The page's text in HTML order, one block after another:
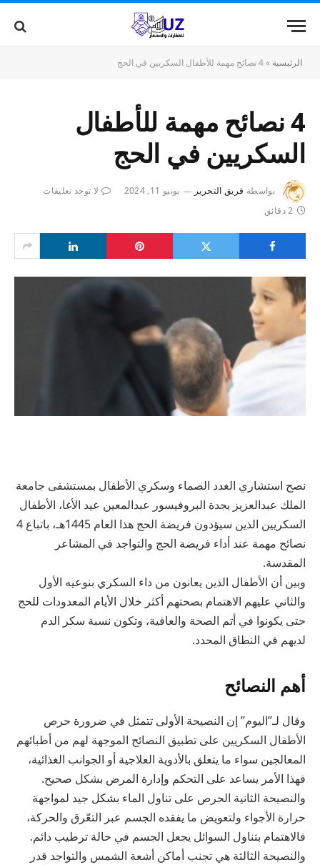
الرئيسية »4 نصائح مهمة للأطفال السكريين في الحج
4 نصائح مهمة للأطفال
السكريين في الحج
بواسطة فريق التحرير يونيو 11, 2024
لا توجد تعليقات
2 دقائق
نصح استشاري الغدد الصماء وسكري الأطفال بمستشفى جامعة
الملك عبدالعزيز بجدة البروفيسور عبدالمعين عيد الأغا، الأطفال
السكريين الذين سيؤدون فريضة الحج هذا العام 1445هـ، باتباع 4
نصائح مهمة عند أداء فريضة الحج والتواجد في المشاعر
المقدسة.
وبين أن الأطفال الذين يعانون من داء السكري بنوعيه الأول
والثاني عليهم الاهتمام بصحتهم أكثر خلال الأيام المعدودات للحج
حتى يكونوا في أتم الصحة والعافية، وتكون نسبة سكر الدم
لديهم في النطاق المحدد.
أهم النصائح
وقال لـ”اليوم” إن النصيحة الأولى تتمثل في ضرورة حرص
الأطفال السكريين على تطبيق النصائح الموجهة لهم من أطبائهم
المعالجين سواء ما يتعلق بالأدوية العلاجية أو الجوانب الغذائية،
فهذا الأمر يساعد على التحكم وإدارة المرض بشكل صحيح.
والنصيحة الثانية الحرص على تناول الماء بشكل جيد لمواجهة
حرارة الأجواء ولتعويض ما يفقده الجسم عبر التعّرق والحركة،
فالاهتمام بتناول السوائل يجعل الجسم في حالة ترطيب دائم.
والنصيحة الثالثة هي تجنب أماكن أشعة الشمس والتواجد قدر